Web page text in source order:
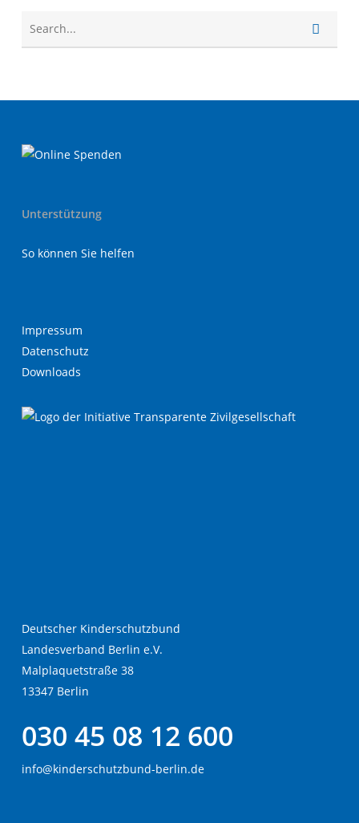
Unterstützung
So können Sie helfen
Impressum
Datenschutz
Downloads
Deutscher Kinderschutzbund
Landesverband Berlin e.V.
Malplaquetstraße 38
13347 Berlin
030 45 08 12 600
info@kinderschutzbund-berlin.de